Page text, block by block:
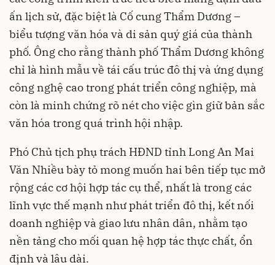
ấn lịch sử, đặc biệt là Cố cung Thẩm Dương –
biểu tượng văn hóa và di sản quý giá của thành
phố. Ông cho rằng thành phố Thẩm Dương không
chỉ là hình mẫu về tái cấu trúc đô thị và ứng dụng
công nghệ cao trong phát triển công nghiệp, mà
còn là minh chứng rõ nét cho việc gìn giữ bản sắc
văn hóa trong quá trình hội nhập.
Phó Chủ tịch phụ trách HĐND tỉnh Long An Mai
Văn Nhiều bày tỏ mong muốn hai bên tiếp tục mở
rộng các cơ hội hợp tác cụ thể, nhất là trong các
lĩnh vực thế mạnh như phát triển đô thị, kết nối
doanh nghiệp và giao lưu nhân dân, nhằm tạo
nền tảng cho mối quan hệ hợp tác thực chất, ổn
định và lâu dài.